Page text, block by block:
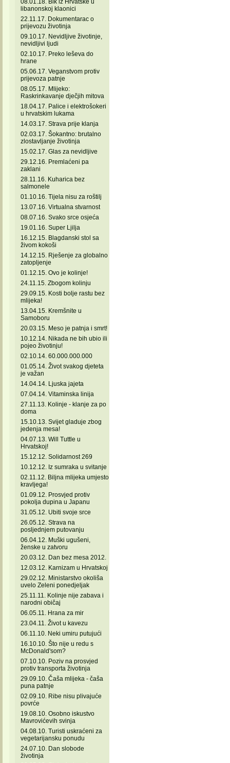
08.01.18. Bik iz Hrvatske u
libanonskoj klaonici
22.11.17. Dokumentarac o
prijevozu životinja
09.10.17. Nevidljive životinje,
nevidljivi ljudi
02.10.17. Preko leševa do
hrane
05.06.17. Veganstvom protiv
prijevoza patnje
08.05.17. Mlijeko:
Raskrinkavanje dječjih mitova
18.04.17. Palice i elektrošokeri
u hrvatskim lukama
14.03.17. Strava prije klanja
02.03.17. Šokantno: brutalno
zlostavljanje životinja
15.02.17. Glas za nevidljive
29.12.16. Premlaćeni pa
zaklani
28.11.16. Kuharica bez
salmonele
01.10.16. Tijela nisu za roštilj
13.07.16. Virtualna stvarnost
08.07.16. Svako srce osjeća
19.01.16. Super Ljilja
16.12.15. Blagdanski stol sa
živom kokoši
14.12.15. Rješenje za globalno
zatopljenje
01.12.15. Ovo je kolinje!
24.11.15. Zbogom kolinju
29.09.15. Kosti bolje rastu bez
mlijeka!
13.04.15. Kremšnite u
Samoboru
20.03.15. Meso je patnja i smrt!
10.12.14. Nikada ne bih ubio ili
pojeo životinju!
02.10.14. 60.000.000.000
01.05.14. Život svakog djeteta
je važan
14.04.14. Ljuska jajeta
07.04.14. Vitaminska linija
27.11.13. Kolinje - klanje za po
doma
15.10.13. Svijet gladuje zbog
jedenja mesa!
04.07.13. Will Tuttle u
Hrvatskoj!
15.12.12. Solidarnost 269
10.12.12. Iz sumraka u svitanje
02.11.12. Biljna mlijeka umjesto
kravljega!
01.09.12. Prosvjed protiv
pokolja dupina u Japanu
31.05.12. Ubiti svoje srce
26.05.12. Strava na
posljednjem putovanju
06.04.12. Muški ugušeni,
ženske u zatvoru
20.03.12. Dan bez mesa 2012.
12.03.12. Karnizam u Hrvatskoj
29.02.12. Ministarstvo okoliša
uvelo Zeleni ponedjeljak
25.11.11. Kolinje nije zabava i
narodni običaj
06.05.11. Hrana za mir
23.04.11. Život u kavezu
06.11.10. Neki umiru putujući
16.10.10. Što nije u redu s
McDonald'som?
07.10.10. Poziv na prosvjed
protiv transporta životinja
29.09.10. Čaša mlijeka - čaša
puna patnje
02.09.10. Ribe nisu plivajuće
povrće
19.08.10. Osobno iskustvo
Mavrovićevih svinja
04.08.10. Turisti uskraćeni za
vegetarijansku ponudu
24.07.10. Dan slobode
životinja